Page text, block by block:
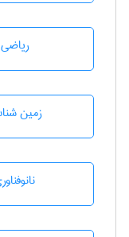
رياضی
زمين